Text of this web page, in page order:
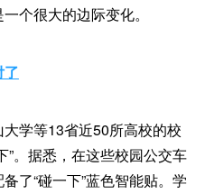
个很大的边际变化。
了
学等13省近50所高校的校
”。据悉，在这些校园公交车
了“碰一下”蓝色智能贴。学